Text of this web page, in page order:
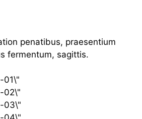
penatibus, praesentium
fermentum, sagittis.